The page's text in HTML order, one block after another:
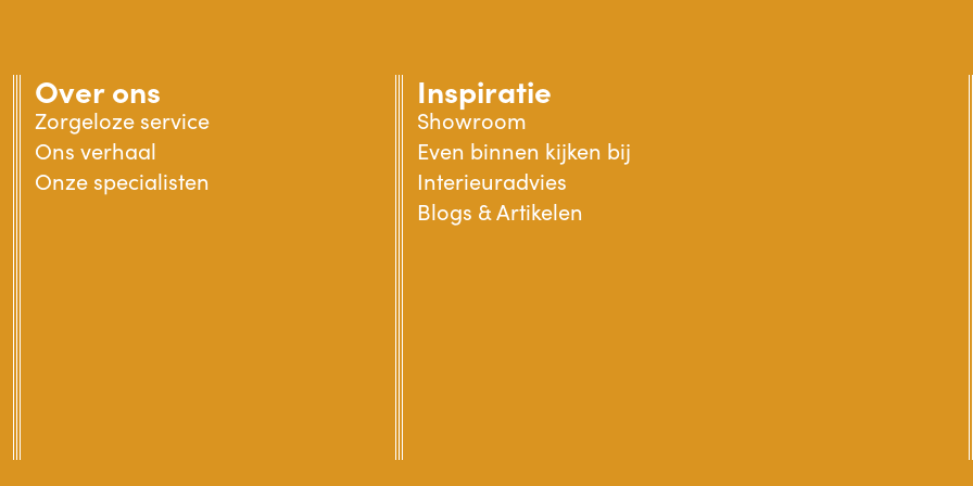
Over ons
Zorgeloze service
Ons verhaal
Onze specialisten
Inspiratie
Showroom
Even binnen kijken bij
Interieuradvies
Blogs & Artikelen